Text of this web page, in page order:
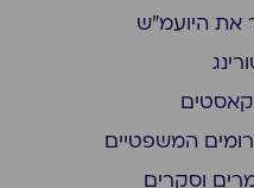
את היועמ״ש
המשפטיים
וסקרים